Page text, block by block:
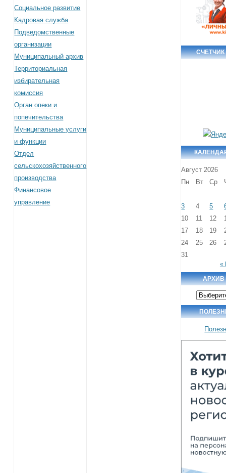
Социальное развитие
Кадровая служба
Подведомственные
организации
Муниципальный архив
Территориальная
избирательная
комиссия
Орган опеки и
попечительства
Муниципальные услуги
и функции
Отдел
сельскохозяйственного
производства
Финансовое
управление
Август 2026
Пн
Вт Ср
3 4 5
10
11 12
17
18 19
24
25 26
31
«
АРХИВ
Архив
новостей